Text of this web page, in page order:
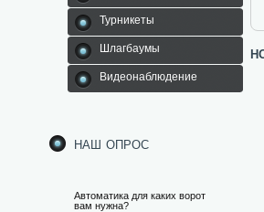
Турникеты
Шлагбаумы
Видеонаблюдение
наш опрос
Автоматика для каких ворот
вам нужна?
Шлагбаумы